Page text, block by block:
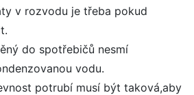
v rozvodu je třeba pokud
do spotřebičů nesmí
vodu.
potrubí musí být taková,aby